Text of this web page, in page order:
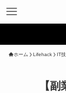
ホーム Lifehack IT
【